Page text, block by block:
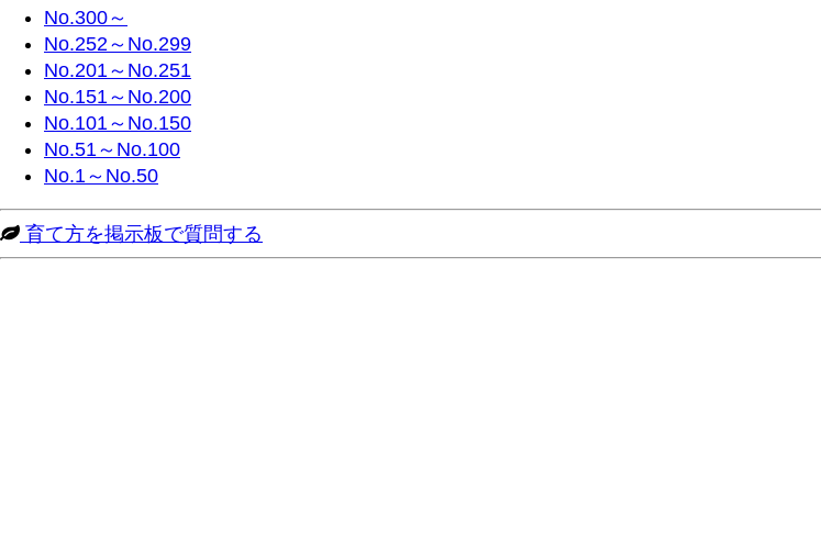
No.300～
No.252～No.299
No.201～No.251
No.151～No.200
No.101～No.150
No.51～No.100
No.1～No.50
育て方を掲示板で質問する